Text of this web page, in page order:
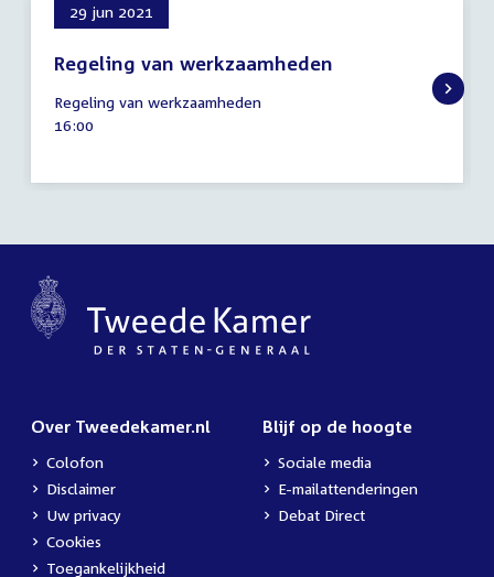
29 jun 2021
Regeling van werkzaamheden
juni
2021
Regeling van werkzaamheden
Tijd
16:00
Over Tweedekamer.nl
Colofon
Disclaimer
Uw privacy
Cookies
Toegankelijkheid
Blijf op de hoogte
Sociale media
E-mailattenderingen
Debat Direct